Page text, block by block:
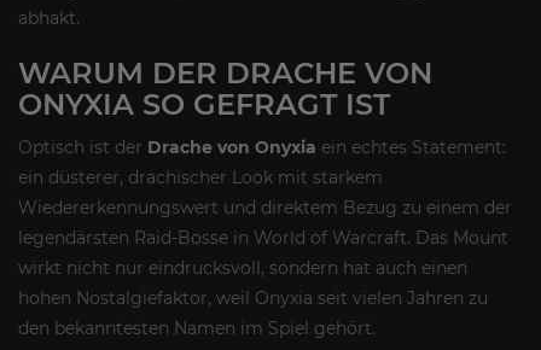
abhakt.
WARUM DER DRACHE VON
ONYXIA SO GEFRAGT IST
Optisch ist der Drache von Onyxia ein echtes Statement:
ein düsterer, drachischer Look mit starkem
Wiedererkennungswert und direktem Bezug zu einem der
legendärsten Raid-Bosse in World of Warcraft. Das Mount
wirkt nicht nur eindrucksvoll, sondern hat auch einen
hohen Nostalgiefaktor, weil Onyxia seit vielen Jahren zu
den bekanntesten Namen im Spiel gehört.